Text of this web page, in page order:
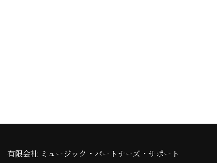
有限会社 ミュージック・パートナーズ・サポート